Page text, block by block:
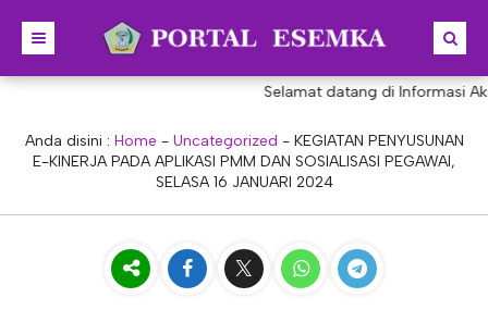
BERITA
SEJARAH
VISI & MISI
KONSENTRASI KEAHLIAN
AKUNTANSI
Selamat datang di Informasi
Anda disini : Home - Uncategorized - KEGIATAN PENYUSUNAN
E-KINERJA PADA APLIKASI PMM DAN SOSIALISASI PEGAWAI,
SELASA 16 JANUARI 2024